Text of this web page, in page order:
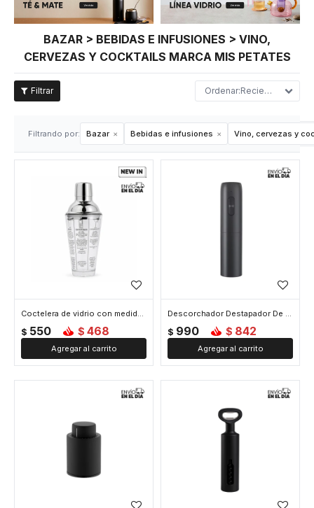
BAZAR > BEBIDAS E INFUSIONES > VINO,
CERVEZAS Y COCKTAILS MARCA MIS PETATES
Recientes
Filtrando por: Bazar Bebidas e infusiones Vino, cervezas y
Coctelera de vidrio con medidas y recetas 400ml
$ 550 $ 468
Descorchador Destapador De Vinos Electrico - Negro
$ 990 $ 842